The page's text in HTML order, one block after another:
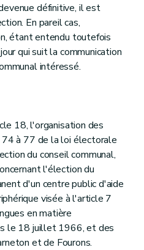
définitive, il est
En pareil cas,
étant entendu toutefois
qui suit la communication
intéressé.
18, l'organisation des
74 à 77 de la loi électorale
du conseil communal,
l'élection du
d'un centre public d'aide
visée à l'article 7
en matière
le 18 juillet 1966, et des
et de Fourons.